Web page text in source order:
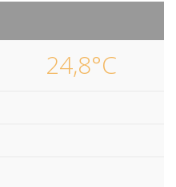
24,8°C